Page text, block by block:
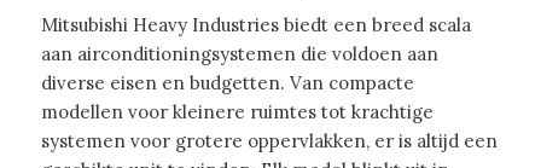
Mitsubishi Heavy Industries biedt een breed scala
aan airconditioningsystemen die voldoen aan
diverse eisen en budgetten. Van compacte
modellen voor kleinere ruimtes tot krachtige
systemen voor grotere oppervlakken, er is altijd een